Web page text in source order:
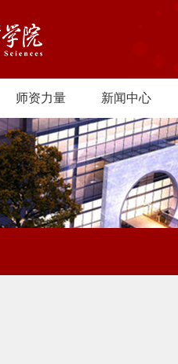
师资力量 新闻中心